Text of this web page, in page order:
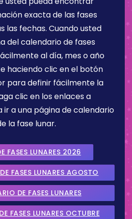
exacta de las fases
las fechas. Cuando usted
del calendario de fases
al día, mes o año
haciendo clic en el botón
para definir fácilmente la
clic en los enlaces a
a una página de calendario
la fase lunar.
FASES LUNARES 2026
FASES LUNARES AGOSTO
2026
DE FASES LUNARES
2026
FASES LUNARES OCTUBRE